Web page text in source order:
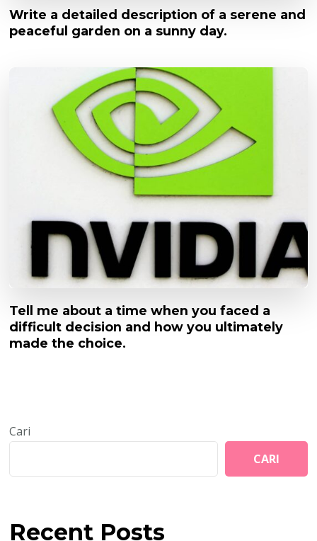
Write a detailed description of a serene and
peaceful garden on a sunny day.
Tell me about a time when you faced a
difficult decision and how you ultimately
made the choice.
Cari
CARI
Recent Posts